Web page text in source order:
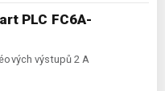
PLC FC6A-
výstupů 2 A